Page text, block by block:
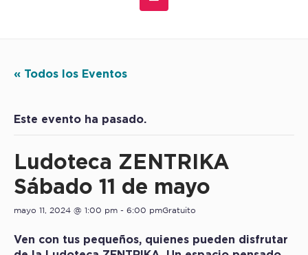
« Todos los Eventos
Este evento ha pasado.
Ludoteca ZENTRIKA
Sábado 11 de mayo
mayo 11, 2024 @ 1:00 pm - 6:00 pmGratuito
Ven con tus pequeños, quienes pueden disfrutar